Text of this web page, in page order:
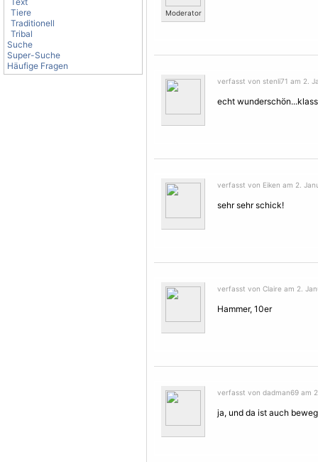
Tiere
Traditionell
Tribal
Suche
Super-Suche
Häufige Fragen
Moderator
verfasst von stenli71 am 2.
echt
verfasst von Eiken am 2.
sehr sehr schick!
verfasst von Claire am 2.
Hammer, 10er
verfasst von dadman69 am
ja, und da ist auch